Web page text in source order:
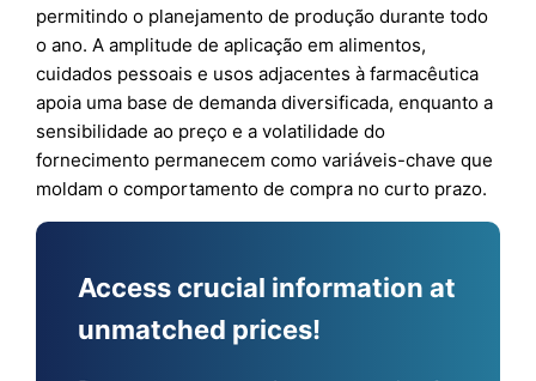
permitindo o planejamento de produção durante todo
o ano. A amplitude de aplicação em alimentos,
cuidados pessoais e usos adjacentes à farmacêutica
apoia uma base de demanda diversificada, enquanto a
sensibilidade ao preço e a volatilidade do
fornecimento permanecem como variáveis-chave que
moldam o comportamento de compra no curto prazo.
Access crucial information at
unmatched prices!